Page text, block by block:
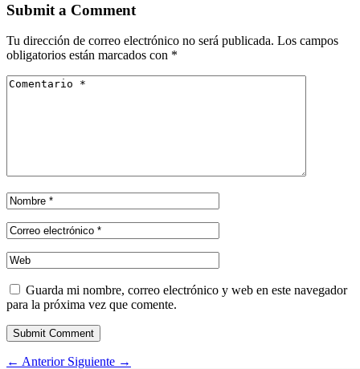
Submit a Comment
Tu dirección de correo electrónico no será publicada. Los campos
obligatorios están marcados con *
Guarda mi nombre, correo electrónico y web en este navegador
para la próxima vez que comente.
Submit Comment
← Anterior Siguiente →